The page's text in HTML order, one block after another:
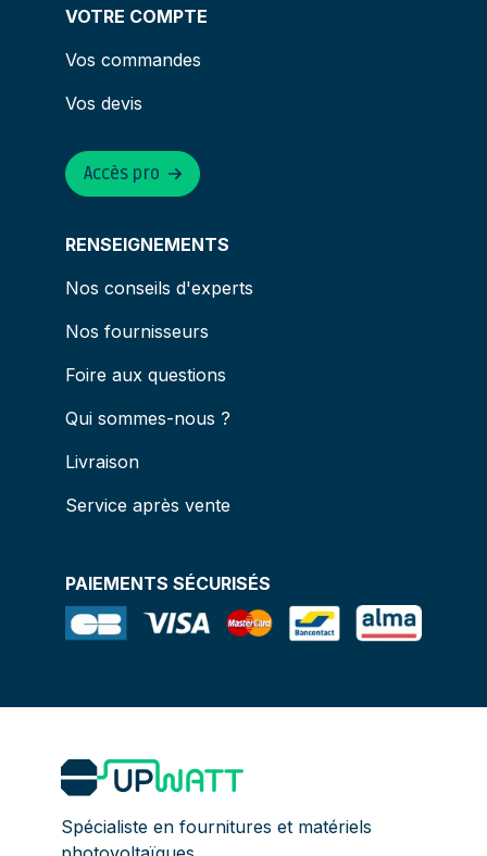
VOTRE COMPTE
Vos commandes
Vos devis
RENSEIGNEMENTS
Nos conseils d'experts
Nos fournisseurs
Foire aux questions
Qui sommes-nous ?
Livraison
Service après vente
Accès pro
PAIEMENTS SÉCURISÉS
Spécialiste en fournitures et matériels